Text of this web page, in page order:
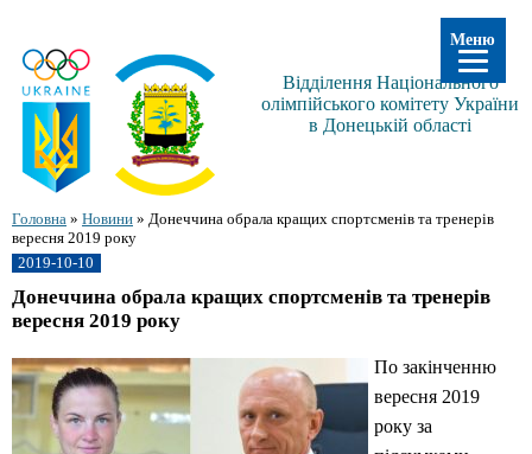
Відділення Національного
олімпійського комітету України
в Донецькій області
Головна » Новини » Донеччина обрала кращих спортсменів та тренерів
вересня 2019 року
2019-10-10
Донеччина обрала кращих спортсменів та тренерів
вересня 2019 року
По закінченню
вересня 2019
року за
Меню